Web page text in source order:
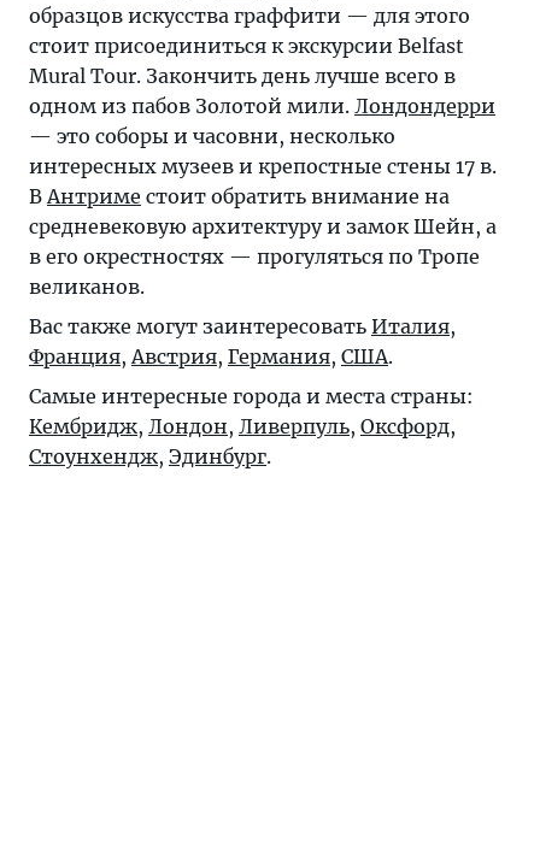
образцов искусства граффити — для этого
стоит присоединиться к экскурсии Belfast
Mural Tour. Закончить день лучше всего в
одном из пабов Золотой мили. Лондондерри
— это соборы и часовни, несколько
интересных музеев и крепостные стены 17 в.
ВАнтриме стоит обратить внимание на
средневековую архитектуру и замок Шейн, а
в его окрестностях — прогуляться по Тропе
великанов.
Вас также могут заинтересовать Италия,
Франция,Австрия, Германия, США.
Самые интересные города и места страны:
Кембридж, Лондон, Ливерпуль, Оксфорд,
Стоунхендж, Эдинбург.